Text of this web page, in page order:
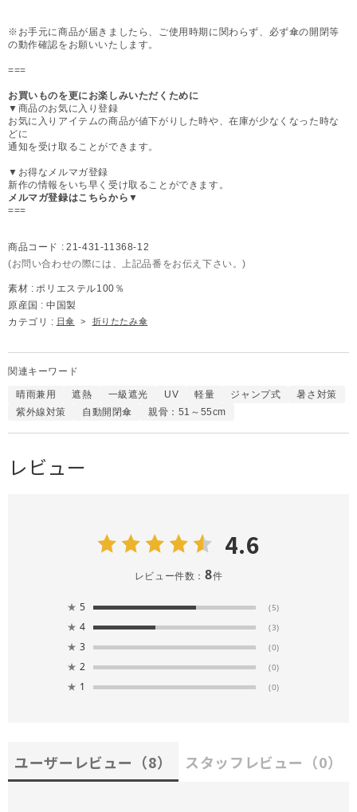
※お手元に商品が届きましたら、ご使用時期に関わらず、必ず傘の開閉等
の動作確認をお願いいたします。
===
お買いものを更にお楽しみいただくために
▼商品のお気に入り登録
お気に入りアイテムの商品が値下がりした時や、在庫が少なくなった時な
どに
通知を受け取ることができます。
▼お得なメルマガ登録
新作の情報をいち早く受け取ることができます。
メルマガ登録はこちらから▼
===
商品コード : 21-431-11368-12
(お問い合わせの際には、上記品番をお伝え下さい。)
素材 : ポリエステル100％
原産国 : 中国製
カテゴリ : 日傘 > 折りたたみ傘
関連キーワード
晴雨兼用 遮熱 一級遮光 UV 軽量 ジャンプ式
暑さ対策
紫外線対策
自動開閉傘 親骨：51～55cm
レビュー
4.6
レビュー件数： 8件
★ 5 (5)
★ 4 (3)
★ 3 (0)
★ 2 (0)
★ 1 (0)
ユーザーレビュー （8） スタッフレビュー （0）